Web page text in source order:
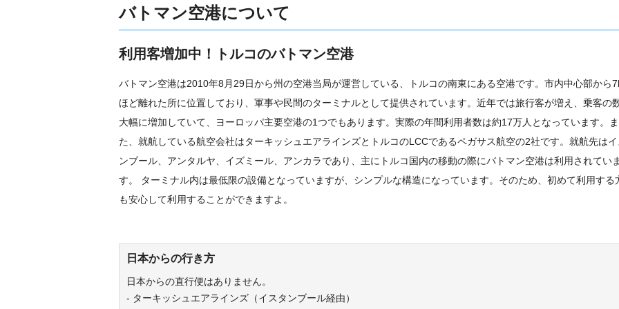
バトマン空港について
利用客増加中！トルコのバトマン空港
バトマン空港は2010年8月29日から州の空港当局が運営している、トルコの南東にある空港です。市内中心部から
ほど離れた所に位置しており、軍事や民間のターミナルとして提供されています。近年では旅行客が増え、乗客の
大幅に増加していて、ヨーロッパ主要空港の1つでもあります。実際の年間利用者数は約17万人となっています。ま
た、就航している航空会社はターキッシュエアラインズとトルコのLCCであるペガサス航空の2社です。就航先はイ
ンブール、アンタルヤ、イズミール、アンカラであり、主にトルコ国内の移動の際にバトマン空港は利用されていま
す。 ターミナル内は最低限の設備となっていますが、シンプルな構造になっています。そのため、初めて利用する
も安心して利用することができますよ。
日本からの行き方
日本からの直行便はありません。
- ターキッシュエアラインズ（イスタンブール経由）